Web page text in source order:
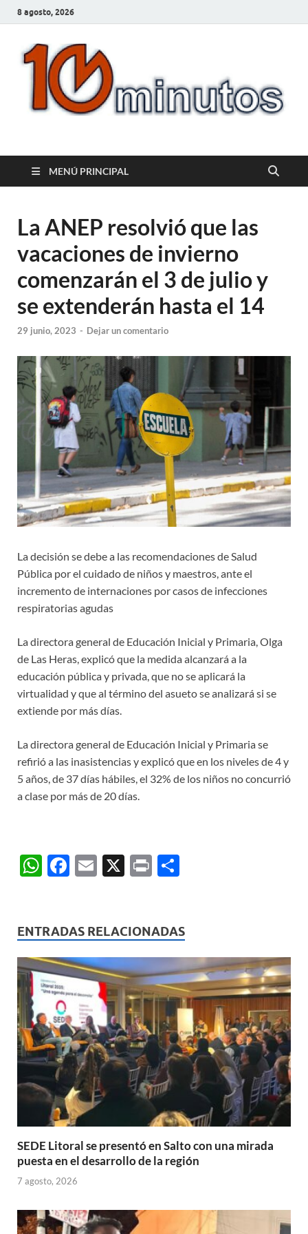
8 agosto, 2026
10minutos.com.uy
MENÚ PRINCIPAL
La ANEP resolvió que las
vacaciones de invierno
comenzarán el 3 de julio y
se extenderán hasta el 14
29 junio, 2023 - Dejar un comentario
La decisión se debe a las recomendaciones de Salud
Pública por el cuidado de niños y maestros, ante el
incremento de internaciones por casos de infecciones
respiratorias agudas
La directora general de Educación Inicial y Primaria, Olga
de Las Heras, explicó que la medida alcanzará a la
educación pública y privada, que no se aplicará la
virtualidad y que al término del asueto se analizará si se
extiende por más días.
La directora general de Educación Inicial y Primaria se
refirió a las inasistencias y explicó que en los niveles de 4 y
5 años, de 37 días hábiles, el 32% de los niños no concurrió
a clase por más de 20 días.
W
s
A
p
p
F
b
o
o
k
E
X
P
p
ar
ti
r
ENTRADAS RELACIONADAS
SEDE Litoral se presentó en Salto con una mirada
puesta en el desarrollo de la región
7 agosto, 2026